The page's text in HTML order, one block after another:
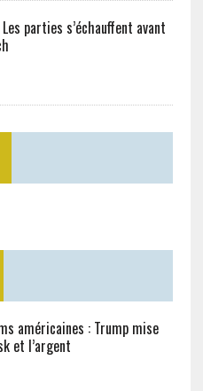
Les parties s’échauffent avant
américaines : Trump mise
et l’argent